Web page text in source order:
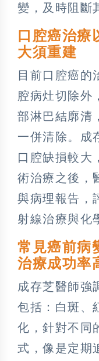
變，及時阻斷
口腔癌治
大須重建
目前口腔癌的
腔病灶切除外
部淋巴結廓清
一併清除。成
口腔缺損較大
術治療之後，
與病理報告，
射線治療與化
常見癌前
治療成功率
成存芝醫師強
包括：白斑、
化，針對不同
式，像是定期